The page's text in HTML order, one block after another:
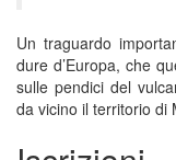
Un traguardo
dure d’Europa, che
sulle pendici del
da vicino il territorio di